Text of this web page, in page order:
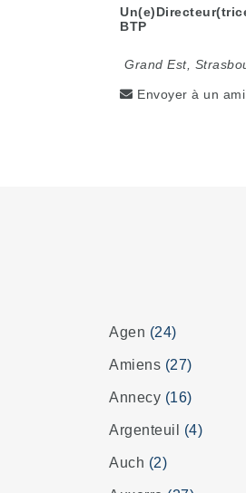
BTP
Grand Est,
Envoyer à un ami
Agen (24)
Amiens (27)
Annecy (16)
Argenteuil (4)
Auch (2)